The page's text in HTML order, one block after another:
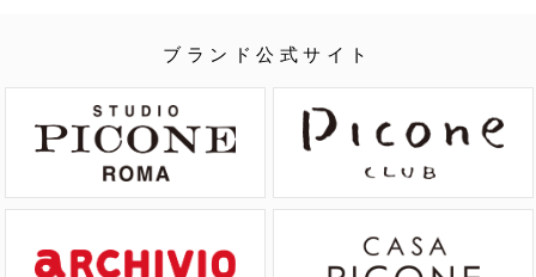
ブランド公式サイト